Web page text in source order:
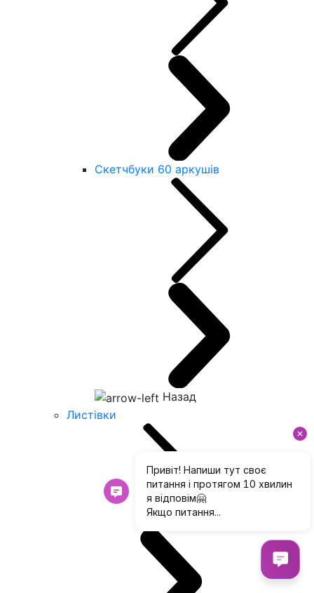
Скетчбуки 60 аркушів
Назад
Листівки